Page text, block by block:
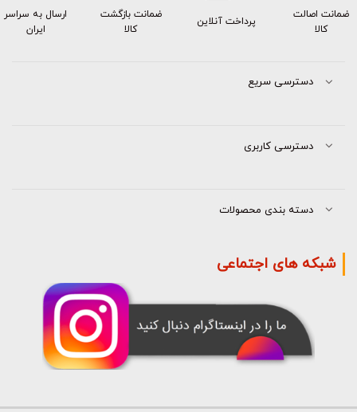
ضمانت اصالت
کالا
پرداخت آنلاین
ضمانت بازگشت
کالا
ارسال به سراسر
ایران
دسترسی سریع
دسترسی کاربری
دسته بندی محصولات
شبکه های اجتماعی